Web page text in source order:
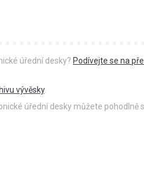
úřední desky? Podívejte se na
vývěsky.
úřední desky můžete pohodlně